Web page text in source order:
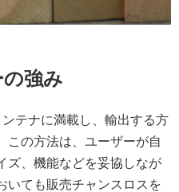
の強み
テナに満載し、輸出する方
この方法は、ユーザーが自
ズ、機能などを妥協しなが
いても販売チャンスロスを